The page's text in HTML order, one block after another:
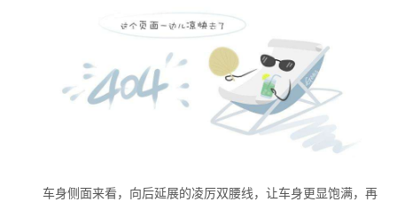
车身侧面来看，向后延展的凌厉双腰线，让车身更显饱满，再